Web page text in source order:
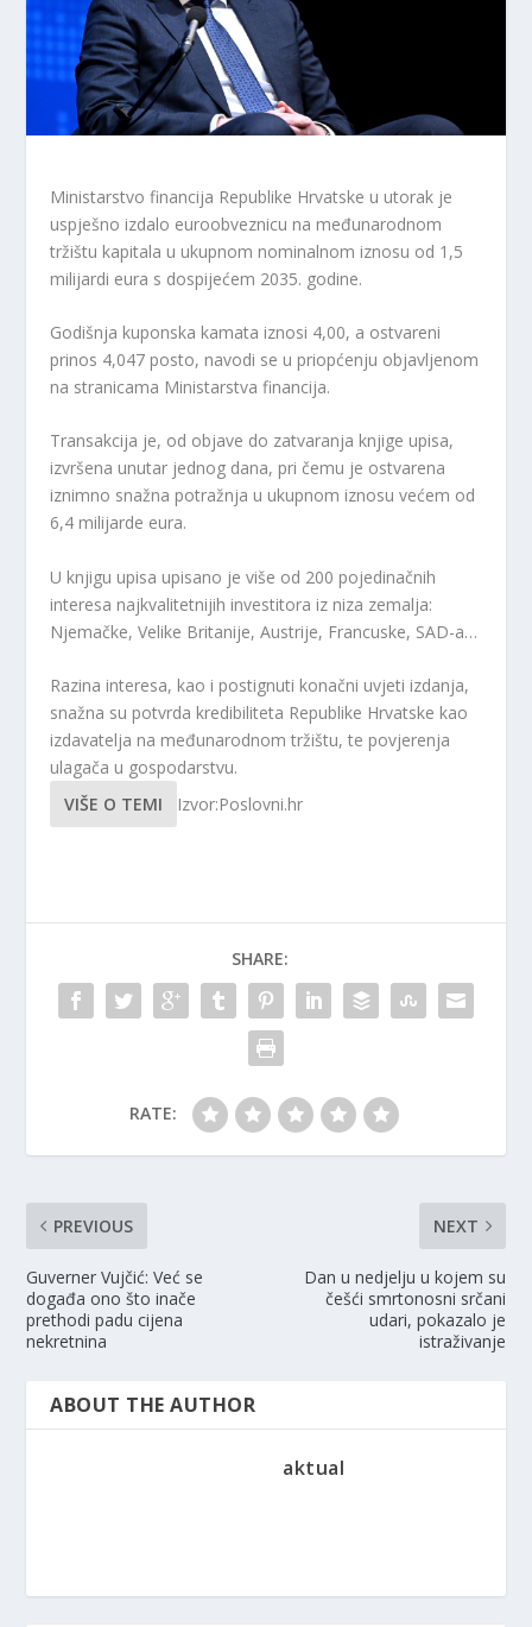
Ministarstvo financija Republike Hrvatske u utorak je
uspješno izdalo euroobveznicu na međunarodnom
tržištu kapitala u ukupnom nominalnom iznosu od 1,5
milijardi eura s dospijećem 2035. godine.
Godišnja kuponska kamata iznosi 4,00, a ostvareni
prinos 4,047 posto, navodi se u priopćenju objavljenom
na stranicama Ministarstva financija.
Transakcija je, od objave do zatvaranja knjige upisa,
izvršena unutar jednog dana, pri čemu je ostvarena
iznimno snažna potražnja u ukupnom iznosu većem od
6,4 milijarde eura.
U knjigu upisa upisano je više od 200 pojedinačnih
interesa najkvalitetnijih investitora iz niza zemalja:
Njemačke, Velike Britanije, Austrije, Francuske, SAD-a…
Razina interesa, kao i postignuti konačni uvjeti izdanja,
snažna su potvrda kredibiliteta Republike Hrvatske kao
izdavatelja na međunarodnom tržištu, te povjerenja
ulagača u gospodarstvu.
VIŠE O TEMI
Izvor:Poslovni.hr
SHARE:
RATE:
PREVIOUS
Guverner Vujčić: Već se
događa ono što inače
prethodi padu cijena
nekretnina
NEXT
Dan u nedjelju u kojem su
češći smrtonosni srčani
udari, pokazalo je
istraživanje
ABOUT THE AUTHOR
aktual